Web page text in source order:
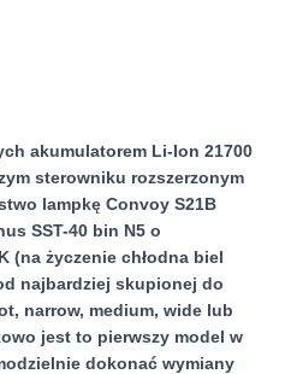
akumulatorem Li-Ion 21700
sterowniku rozszerzonym
lampkę Convoy S21B
SST-40 bin N5 o
(na życzenie chłodna biel
najbardziej skupionej do
narrow, medium, wide lub
jest to pierwszy model w
dokonać wymiany